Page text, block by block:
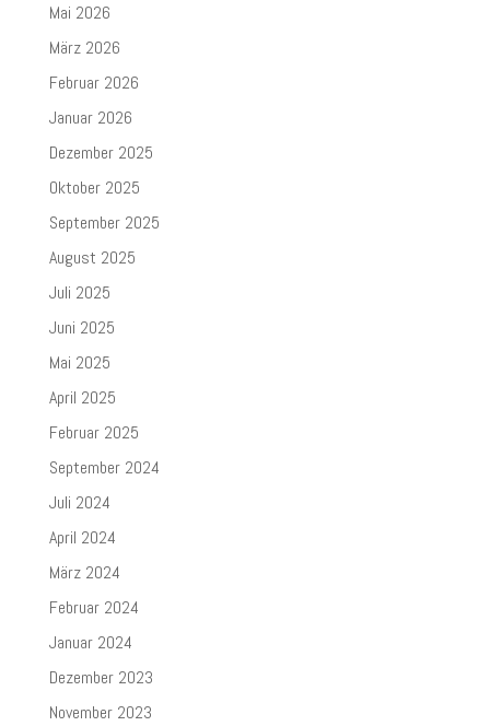
Mai 2026
März 2026
Februar 2026
Januar 2026
Dezember 2025
Oktober 2025
September 2025
August 2025
Juli 2025
Juni 2025
Mai 2025
April 2025
Februar 2025
September 2024
Juli 2024
April 2024
März 2024
Februar 2024
Januar 2024
Dezember 2023
November 2023